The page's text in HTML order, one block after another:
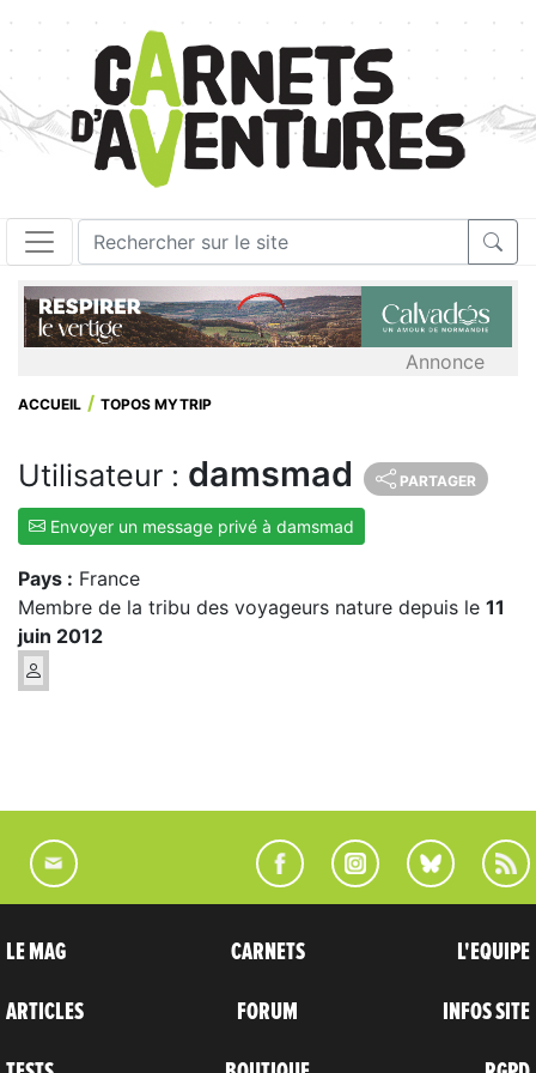
Annonce
ACCUEIL TOPOS MYTRIP
Utilisateur : damsmad PARTAGER
Envoyer un message privé à damsmad
Pays : France
Membre de la tribu des voyageurs nature depuis le 11
juin 2012
LE MAG
ARTICLES
CARNETS
FORUM
L'EQUIPE
INFOS SITE